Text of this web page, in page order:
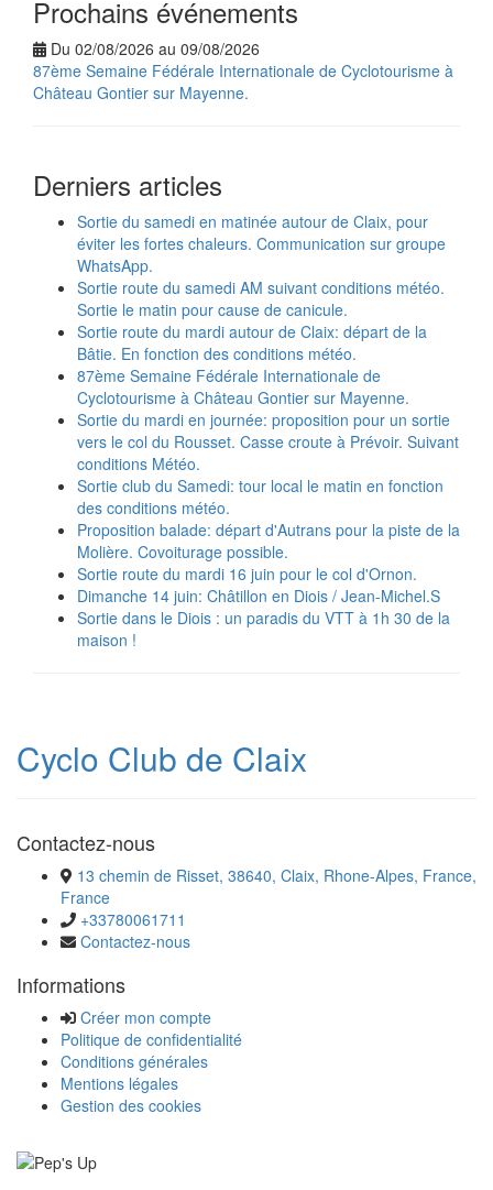
Prochains événements
Du 02/08/2026 au 09/08/2026
87ème Semaine Fédérale Internationale de Cyclotourisme à
Château Gontier sur Mayenne.
Derniers articles
Sortie du samedi en matinée autour de Claix, pour
éviter les fortes chaleurs. Communication sur groupe
WhatsApp.
Sortie route du samedi AM suivant conditions météo.
Sortie le matin pour cause de canicule.
Sortie route du mardi autour de Claix: départ de la
Bâtie. En fonction des conditions météo.
87ème Semaine Fédérale Internationale de
Cyclotourisme à Château Gontier sur Mayenne.
Sortie du mardi en journée: proposition pour un sortie
vers le col du Rousset. Casse croute à Prévoir. Suivant
conditions Météo.
Sortie club du Samedi: tour local le matin en fonction
des conditions météo.
Proposition balade: départ d'Autrans pour la piste de la
Molière. Covoiturage possible.
Sortie route du mardi 16 juin pour le col d'Ornon.
Dimanche 14 juin: Châtillon en Diois / Jean-Michel.S
Sortie dans le Diois : un paradis du VTT à 1h 30 de la
maison !
Cyclo Club de Claix
Contactez-nous
13 chemin de Risset, 38640, Claix, Rhone-Alpes, France,
France
+33780061711
Contactez-nous
Informations
Créer mon compte
Politique de confidentialité
Conditions générales
Mentions légales
Gestion des cookies